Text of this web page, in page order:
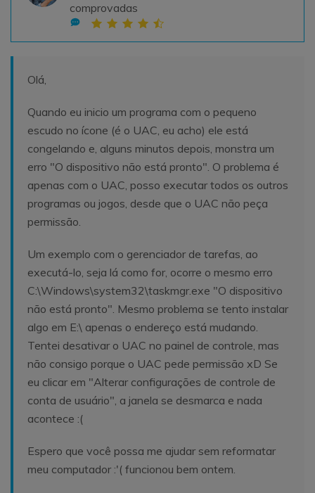
Outros Produtos
comprovadas
Olá,
Quando eu inicio um programa com o pequeno
escudo no ícone (é o UAC, eu acho) ele está
congelando e, alguns minutos depois, monstra um
erro "O dispositivo não está pronto". O problema é
apenas com o UAC, posso executar todos os outros
programas ou jogos, desde que o UAC não peça
permissão.
Um exemplo com o gerenciador de tarefas, ao
executá-lo, seja lá como for, ocorre o mesmo erro
C:\Windows\system32\taskmgr.exe "O dispositivo
não está pronto". Mesmo problema se tento instalar
algo em E:\ apenas o endereço está mudando.
Tentei desativar o UAC no painel de controle, mas
não consigo porque o UAC pede permissão xD Se
eu clicar em "Alterar configurações de controle de
conta de usuário", a janela se desmarca e nada
acontece :(
Espero que você possa me ajudar sem reformatar
meu computador :'( funcionou bem ontem.